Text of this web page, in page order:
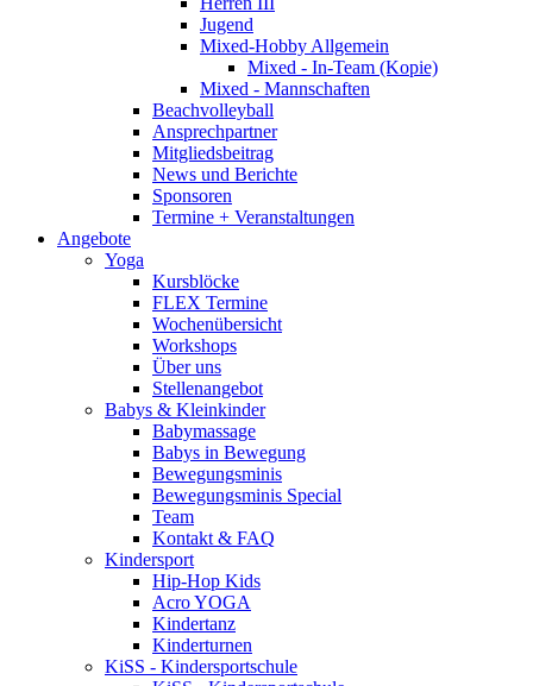
Jugend
Mixed-Hobby Allgemein
Mixed - In-Team (Kopie)
Mixed - Mannschaften
Beachvolleyball
Ansprechpartner
Mitgliedsbeitrag
News und Berichte
Sponsoren
Termine + Veranstaltungen
Angebote
Yoga
Kursblöcke
FLEX Termine
Wochenübersicht
Workshops
Über uns
Stellenangebot
Babys & Kleinkinder
Babymassage
Babys in Bewegung
Bewegungsminis
Bewegungsminis Special
Team
Kontakt & FAQ
Kindersport
Hip-Hop Kids
Acro YOGA
Kindertanz
Kinderturnen
KiSS - Kindersportschule